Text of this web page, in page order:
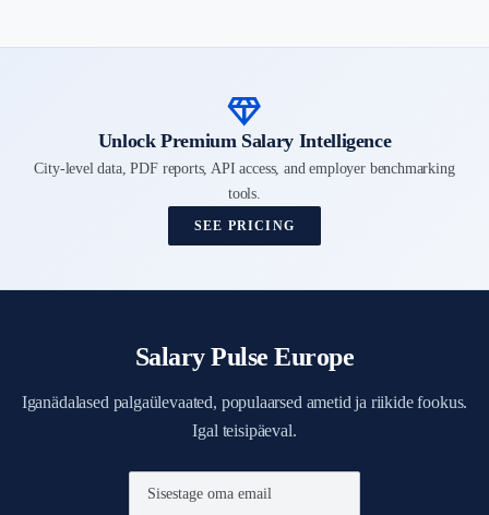
diamond
Unlock Premium Salary Intelligence
City-level data, PDF reports, API access, and employer benchmarking
tools.
SEE PRICING
Salary Pulse Europe
Iganädalased palgaülevaated, populaarsed ametid ja riikide fookus.
Igal teisipäeval.